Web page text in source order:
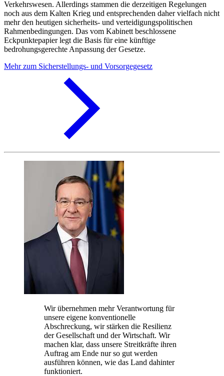
Verkehrswesen. Allerdings stammen die derzeitigen Regelungen
noch aus dem Kalten Krieg und entsprechenden daher vielfach nicht
mehr den heutigen sicherheits- und verteidigungspolitischen
Rahmenbedingungen. Das vom Kabinett beschlossene
Eckpunktepapier legt die Basis für eine künftige
bedrohungsgerechte Anpassung der Gesetze.
Mehr zum Sicherstellungs- und Vorsorgegesetz
Wir übernehmen mehr Verantwortung für
unsere eigene konventionelle
Abschreckung, wir stärken die Resilienz
der Gesellschaft und der Wirtschaft. Wir
machen klar, dass unsere Streitkräfte ihren
Auftrag am Ende nur so gut werden
ausführen können, wie das Land dahinter
funktioniert.